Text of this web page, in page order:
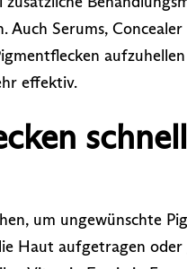
Serums,
effektiv.
um ungewünschte
Haut aufgetragen